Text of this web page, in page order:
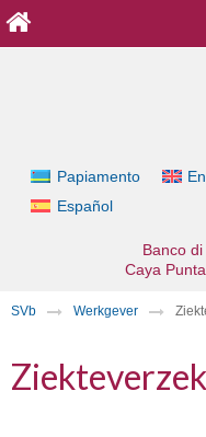
Papiamento
Español
Banco
Caya
SVb Werkgever